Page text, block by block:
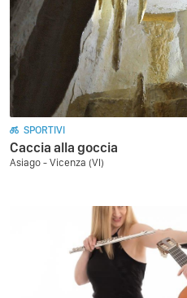
SPORTIVI
Caccia alla goccia
Asiago - Vicenza (VI)